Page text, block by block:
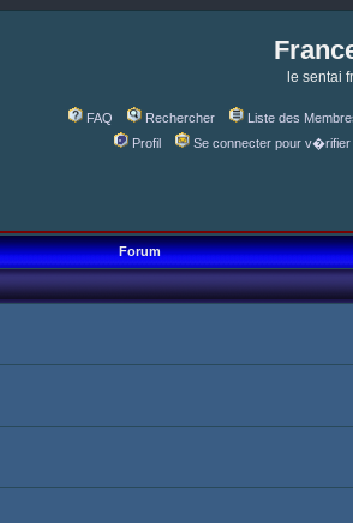
le sentai
FAQ Rechercher Liste des
Profil
Se connecter pour
Forum